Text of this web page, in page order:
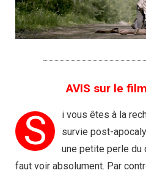
AVIS sur le
S
i vous êtes à la
survie post-
une petite perle du
faut voir absolument. Par